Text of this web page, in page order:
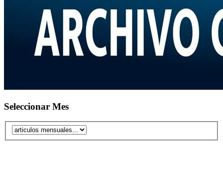
Seleccionar Mes